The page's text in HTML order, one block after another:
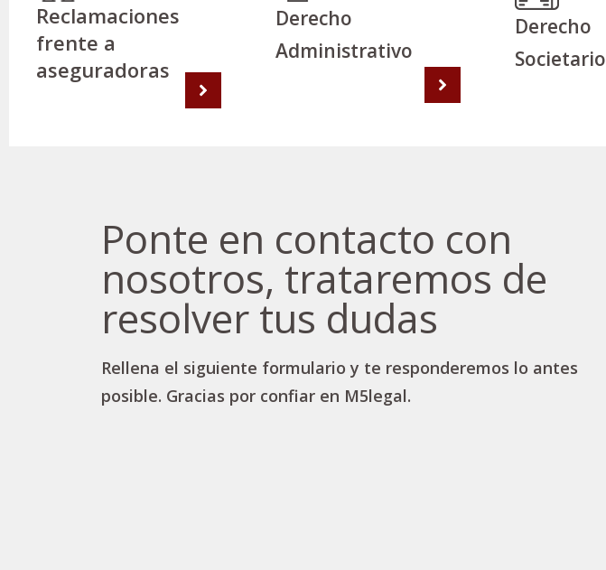
Reclamaciones
frente a
aseguradoras
Derecho
Administrativo
Derecho
Societario
Ponte en contacto con
nosotros, trataremos de
resolver tus dudas
Rellena el siguiente formulario y te responderemos lo antes
posible. Gracias por confiar en M5legal.